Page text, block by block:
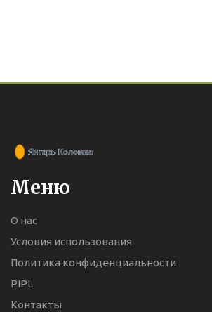
Меню
О нас
Условия использования
Политика конфиденциальности
PIPL
Контакты